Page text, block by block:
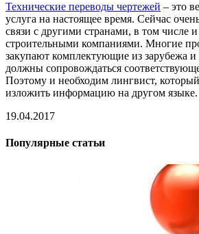
Технические переводы чертежей – это
услуга на настоящее время. Сейчас
связи с другими странами, в том числе
строительными компаниями. Многие
закупают комплектующие из зарубежа и
должны сопровождаться
Поэтому и необходим лингвист,
изложить информацию на другом языке.
19.04.2017
Популярные статьи